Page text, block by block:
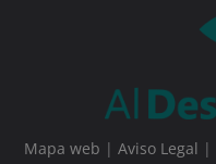
Mapa web | Aviso Legal |